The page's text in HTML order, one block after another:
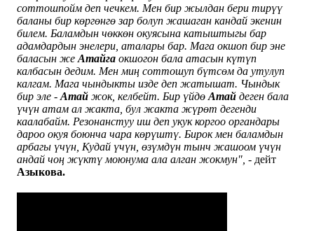
соттошпойм деп чечкем. Мен бир жылдан бери тирүү
баланы бир көргөнгө зар болуп жашаган кандай экенин
билем. Баламдын чөккөн окуясына катыштыгы бар
адамдардын энелери, аталары бар. Мага окшоп бир эне
баласын же Атайга окшогон бала атасын күтүп
калбасын дедим. Мен миң соттошуп бүтсөм да утулуп
калгам. Мага чындыкты изде деп жатышат. Чындык
бир эле - Атай жок, келбейт. Бир үйдө Атай деген бала
үчүн атам ал жакта, бул жакта жүрөт дегенди
каалабайм. Резонанстуу иш деп укук коргоо органдары
дароо окуя боюнча чара көрүштү. Бирок мен баламдын
арбагы үчүн, Кудай үчүн, өзүмдүн тынч жашоом үчүн
андай чоң жүктү моюнума ала алган жокмун", - дейт
Азыкова.